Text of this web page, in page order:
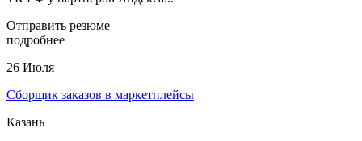
Отправить резюме
подробнее
26 Июля
Сборщик заказов в маркетплейсы
Казань